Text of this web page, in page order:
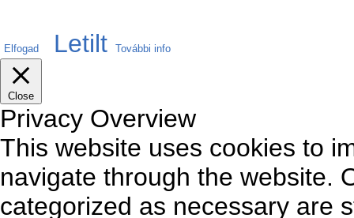
Elfogad Letilt További info
Close
Privacy Overview
This website uses cookies to
navigate through the website.
categorized as necessary are